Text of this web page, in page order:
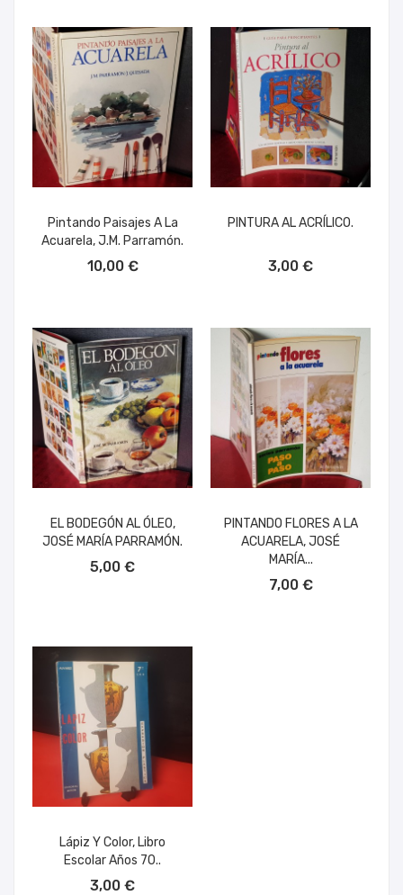
Pintando Paisajes A La
Acuarela, J.M. Parramón.
10,00 €
PINTURA AL ACRÍLICO.
3,00 €
EL BODEGÓN AL ÓLEO,
JOSÉ MARÍA PARRAMÓN.
5,00 €
PINTANDO FLORES A LA
ACUARELA, JOSÉ
MARÍA...
7,00 €
Lápiz Y Color, Libro
Escolar Años 70..
3,00 €